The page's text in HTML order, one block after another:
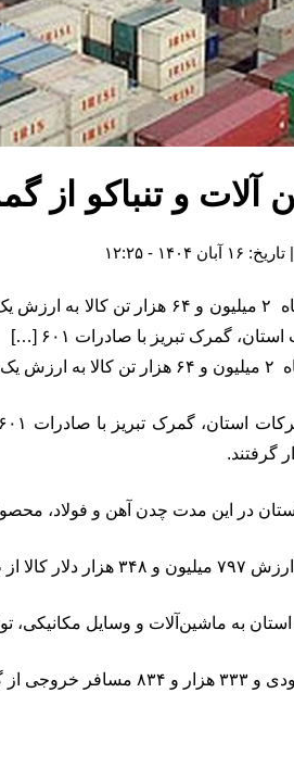
و تنباکو از
گرفتند.
در این مدت چدن آهن و فولاد،
به ماشین‌آلات و وسایل